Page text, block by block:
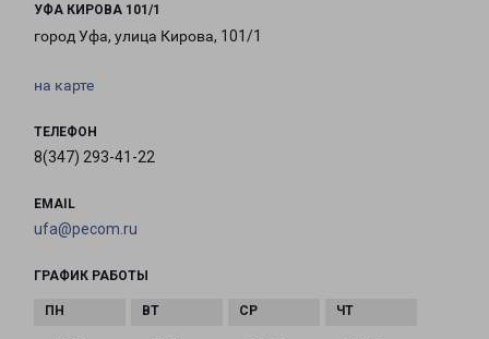
УФА КИРОВА 101/1
город Уфа, улица Кирова, 101/1
на карте
ТЕЛЕФОН
8(347) 293-41-22
EMAIL
ufa@pecom.ru
ГРАФИК РАБОТЫ